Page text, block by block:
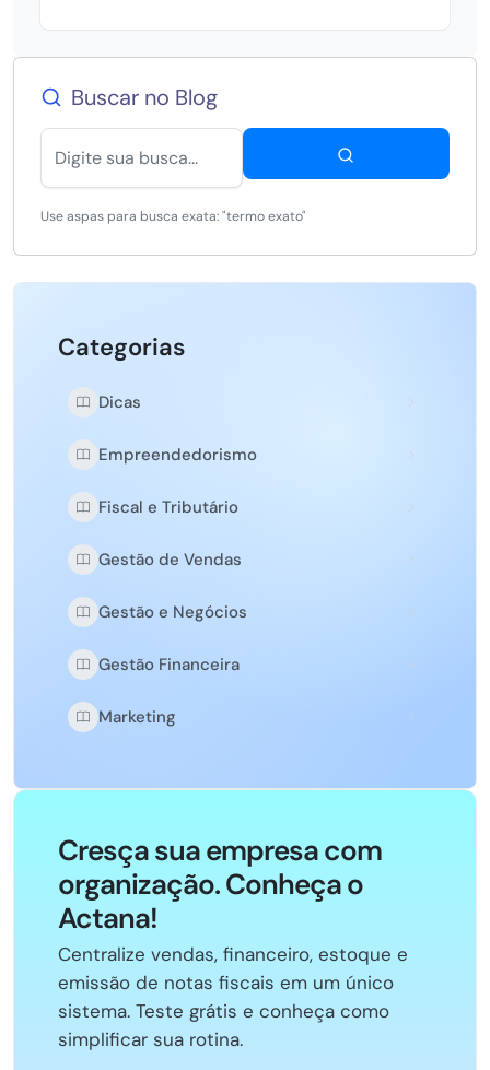
Buscar no Blog
Use aspas para busca exata: "termo exato"
Categorias
Dicas
Empreendedorismo
Fiscal e Tributário
Gestão de Vendas
Gestão e Negócios
Gestão Financeira
Marketing
Cresça sua empresa com
organização. Conheça o
Actana!
Centralize vendas, financeiro, estoque e
emissão de notas fiscais em um único
sistema. Teste grátis e conheça como
simplificar sua rotina.